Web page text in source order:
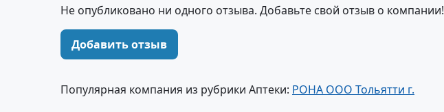
Не опубликовано ни одного отзыва. Добавьте свой отзыв о компании!
Добавить отзыв
Популярная компания из рубрики Аптеки: РОНА ООО Тольятти г.